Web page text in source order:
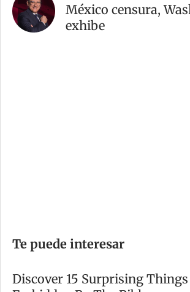
México censura,
exhibe